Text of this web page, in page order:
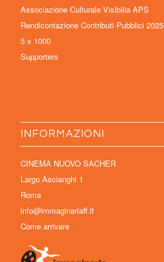
Associazione Culturale Visibilia APS
Rendicontazione Contributi Pubblici 2025
5 x 1000
Supporters
INFORMAZIONI
CINEMA NUOVO SACHER
Largo Ascianghi 1
Roma
info@immaginariaff.it
Come arrivare